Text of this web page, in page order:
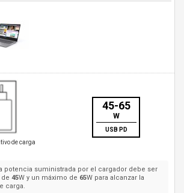
de carga
45-65
W
USB PD
potencia suministrada por el cargador debe ser
45W y un máximo de 65W para alcanzar la
carga.